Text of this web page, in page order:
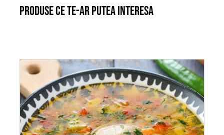
Produse ce te-ar putea interesa